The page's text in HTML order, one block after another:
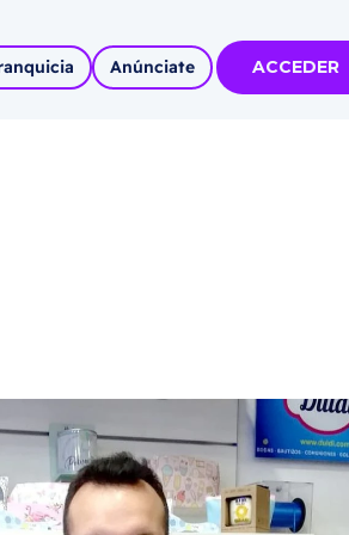
MÁS
con
tu Marca
Anúnciate ACCEDER